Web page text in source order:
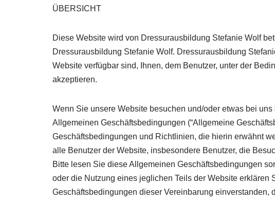
ÜBERSICHT
Diese Website wird von Dressurausbildung Stefanie Wolf
Dressurausbildung Stefanie Wolf. Dressurausbildung
Website verfügbar sind, Ihnen, dem Benutzer, unter der
akzeptieren.
Wenn Sie unsere Website besuchen und/oder etwas bei
Allgemeinen Geschäftsbedingungen (“Allgemeine
Geschäftsbedingungen und Richtlinien, die hierin erwähnt
alle Benutzer der Website, insbesondere Benutzer, die
Bitte lesen Sie diese Allgemeinen Geschäftsbedingungen
oder die Nutzung eines jeglichen Teils der Website
Geschäftsbedingungen dieser Vereinbarung